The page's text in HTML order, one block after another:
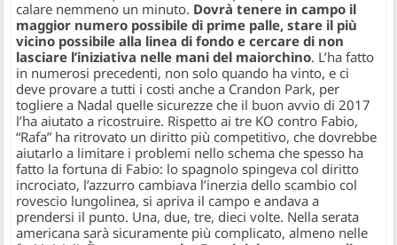
calare nemmeno un minuto. Dovrà tenere in campo il
maggior numero possibile di prime palle, stare il più
vicino possibile alla linea di fondo e cercare di non
lasciare l’iniziativa nelle mani del maiorchino. L’ha fatto
in numerosi precedenti, non solo quando ha vinto, e ci
deve provare a tutti i costi anche a Crandon Park, per
togliere a Nadal quelle sicurezze che il buon avvio di 2017
l’ha aiutato a ricostruire. Rispetto ai tre KO contro Fabio,
“Rafa” ha ritrovato un diritto più competitivo, che dovrebbe
aiutarlo a limitare i problemi nello schema che spesso ha
fatto la fortuna di Fabio: lo spagnolo spingeva col diritto
incrociato, l’azzurro cambiava l’inerzia dello scambio col
rovescio lungolinea, si apriva il campo e andava a
prendersi il punto. Una, due, tre, dieci volte. Nella serata
americana sarà sicuramente più complicato, almeno nelle